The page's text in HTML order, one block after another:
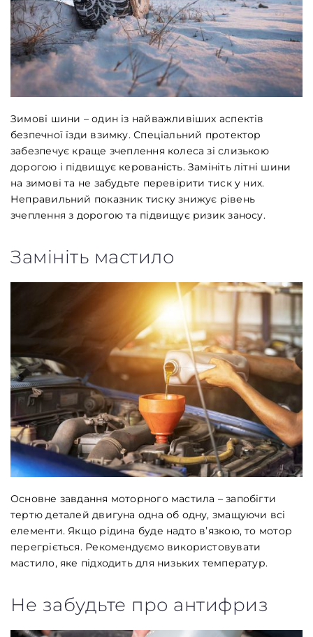
Зимові шини – один із найважливіших аспектів
безпечної їзди взимку. Спеціальний протектор
забезпечує краще зчеплення колеса зі слизькою
дорогою і підвищує керованість. Замініть літні шини
на зимові та не забудьте перевірити тиск у них.
Неправильний показник тиску знижує рівень
зчеплення з дорогою та підвищує ризик заносу.
Замініть мастило
Основне завдання моторного мастила – запобігти
тертю деталей двигуна одна об одну, змащуючи всі
елементи. Якщо рідина буде надто в’язкою, то мотор
перегріється. Рекомендуємо використовувати
мастило, яке підходить для низьких температур.
Не забудьте про антифриз